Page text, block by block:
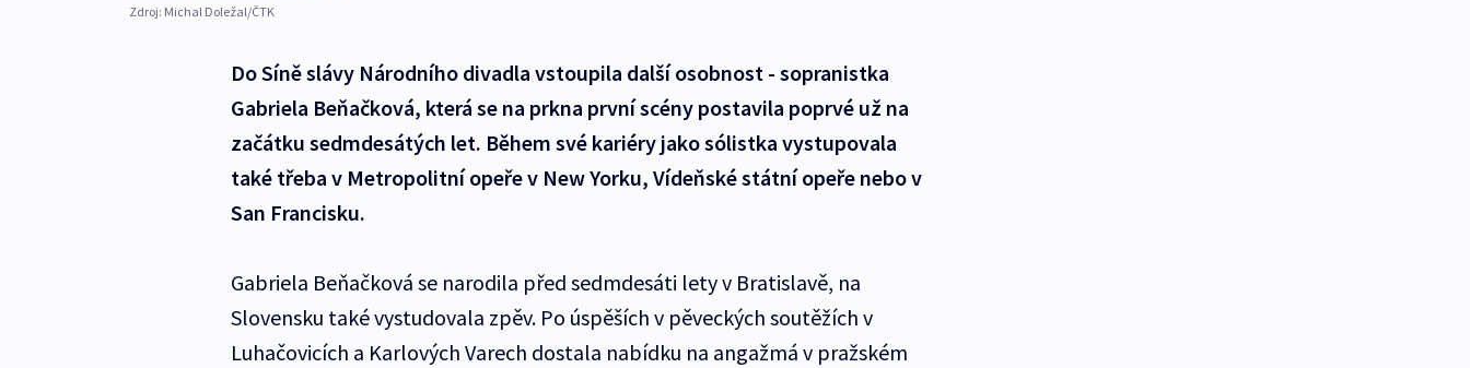
Zdroj: Michal Doležal/ČTK
Do Síně slávy Národního divadla vstoupila další osobnost - sopranistka
Gabriela Beňačková, která se na prkna první scény postavila poprvé už na
začátku sedmdesátých let. Během své kariéry jako sólistka vystupovala
také třeba v Metropolitní opeře v New Yorku, Vídeňské státní opeře nebo v
San Francisku.
Gabriela Beňačková se narodila před sedmdesáti lety v Bratislavě, na
Slovensku také vystudovala zpěv. Po úspěších v pěveckých soutěžích v
Luhačovicích a Karlových Varech dostala nabídku na angažmá v pražském